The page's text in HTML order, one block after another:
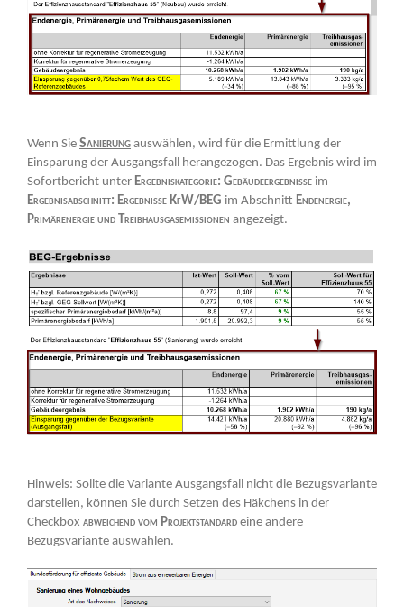
Wenn Sie Sanierung auswählen, wird für die Ermittlung der
Einsparung der Ausgangsfall herangezogen. Das Ergebnis wird im
Sofortbericht unter Ergebniskategorie: Gebäudeergebnisse im
Ergebnisabschnitt: Ergebnisse KfW/BEG im Abschnitt Endenergie,
Primärenergie und Treibhausgasemissionen angezeigt.
Hinweis: Sollte die Variante Ausgangsfall nicht die Bezugsvariante
darstellen, können Sie durch Setzen des Häkchens in der
Checkbox abweichend vom Projektstandard eine andere
Bezugsvariante auswählen.